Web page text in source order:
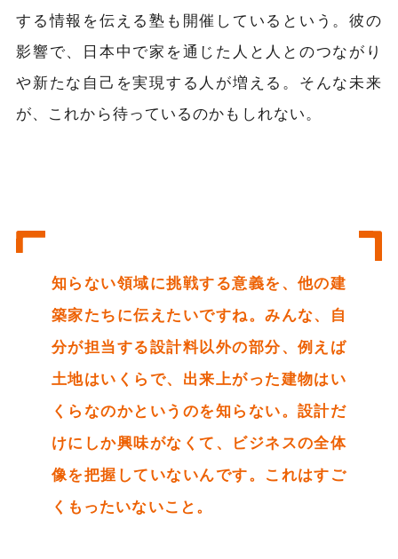
する情報を伝える塾も開催しているという。彼の
影響で、日本中で家を通じた人と人とのつながり
や新たな自己を実現する人が増える。そんな未来
が、これから待っているのかもしれない。
知らない領域に挑戦する意義を、他の建
築家たちに伝えたいですね。みんな、自
分が担当する設計料以外の部分、例えば
土地はいくらで、出来上がった建物はい
くらなのかというのを知らない。設計だ
けにしか興味がなくて、ビジネスの全体
像を把握していないんです。これはすご
くもったいないこと。